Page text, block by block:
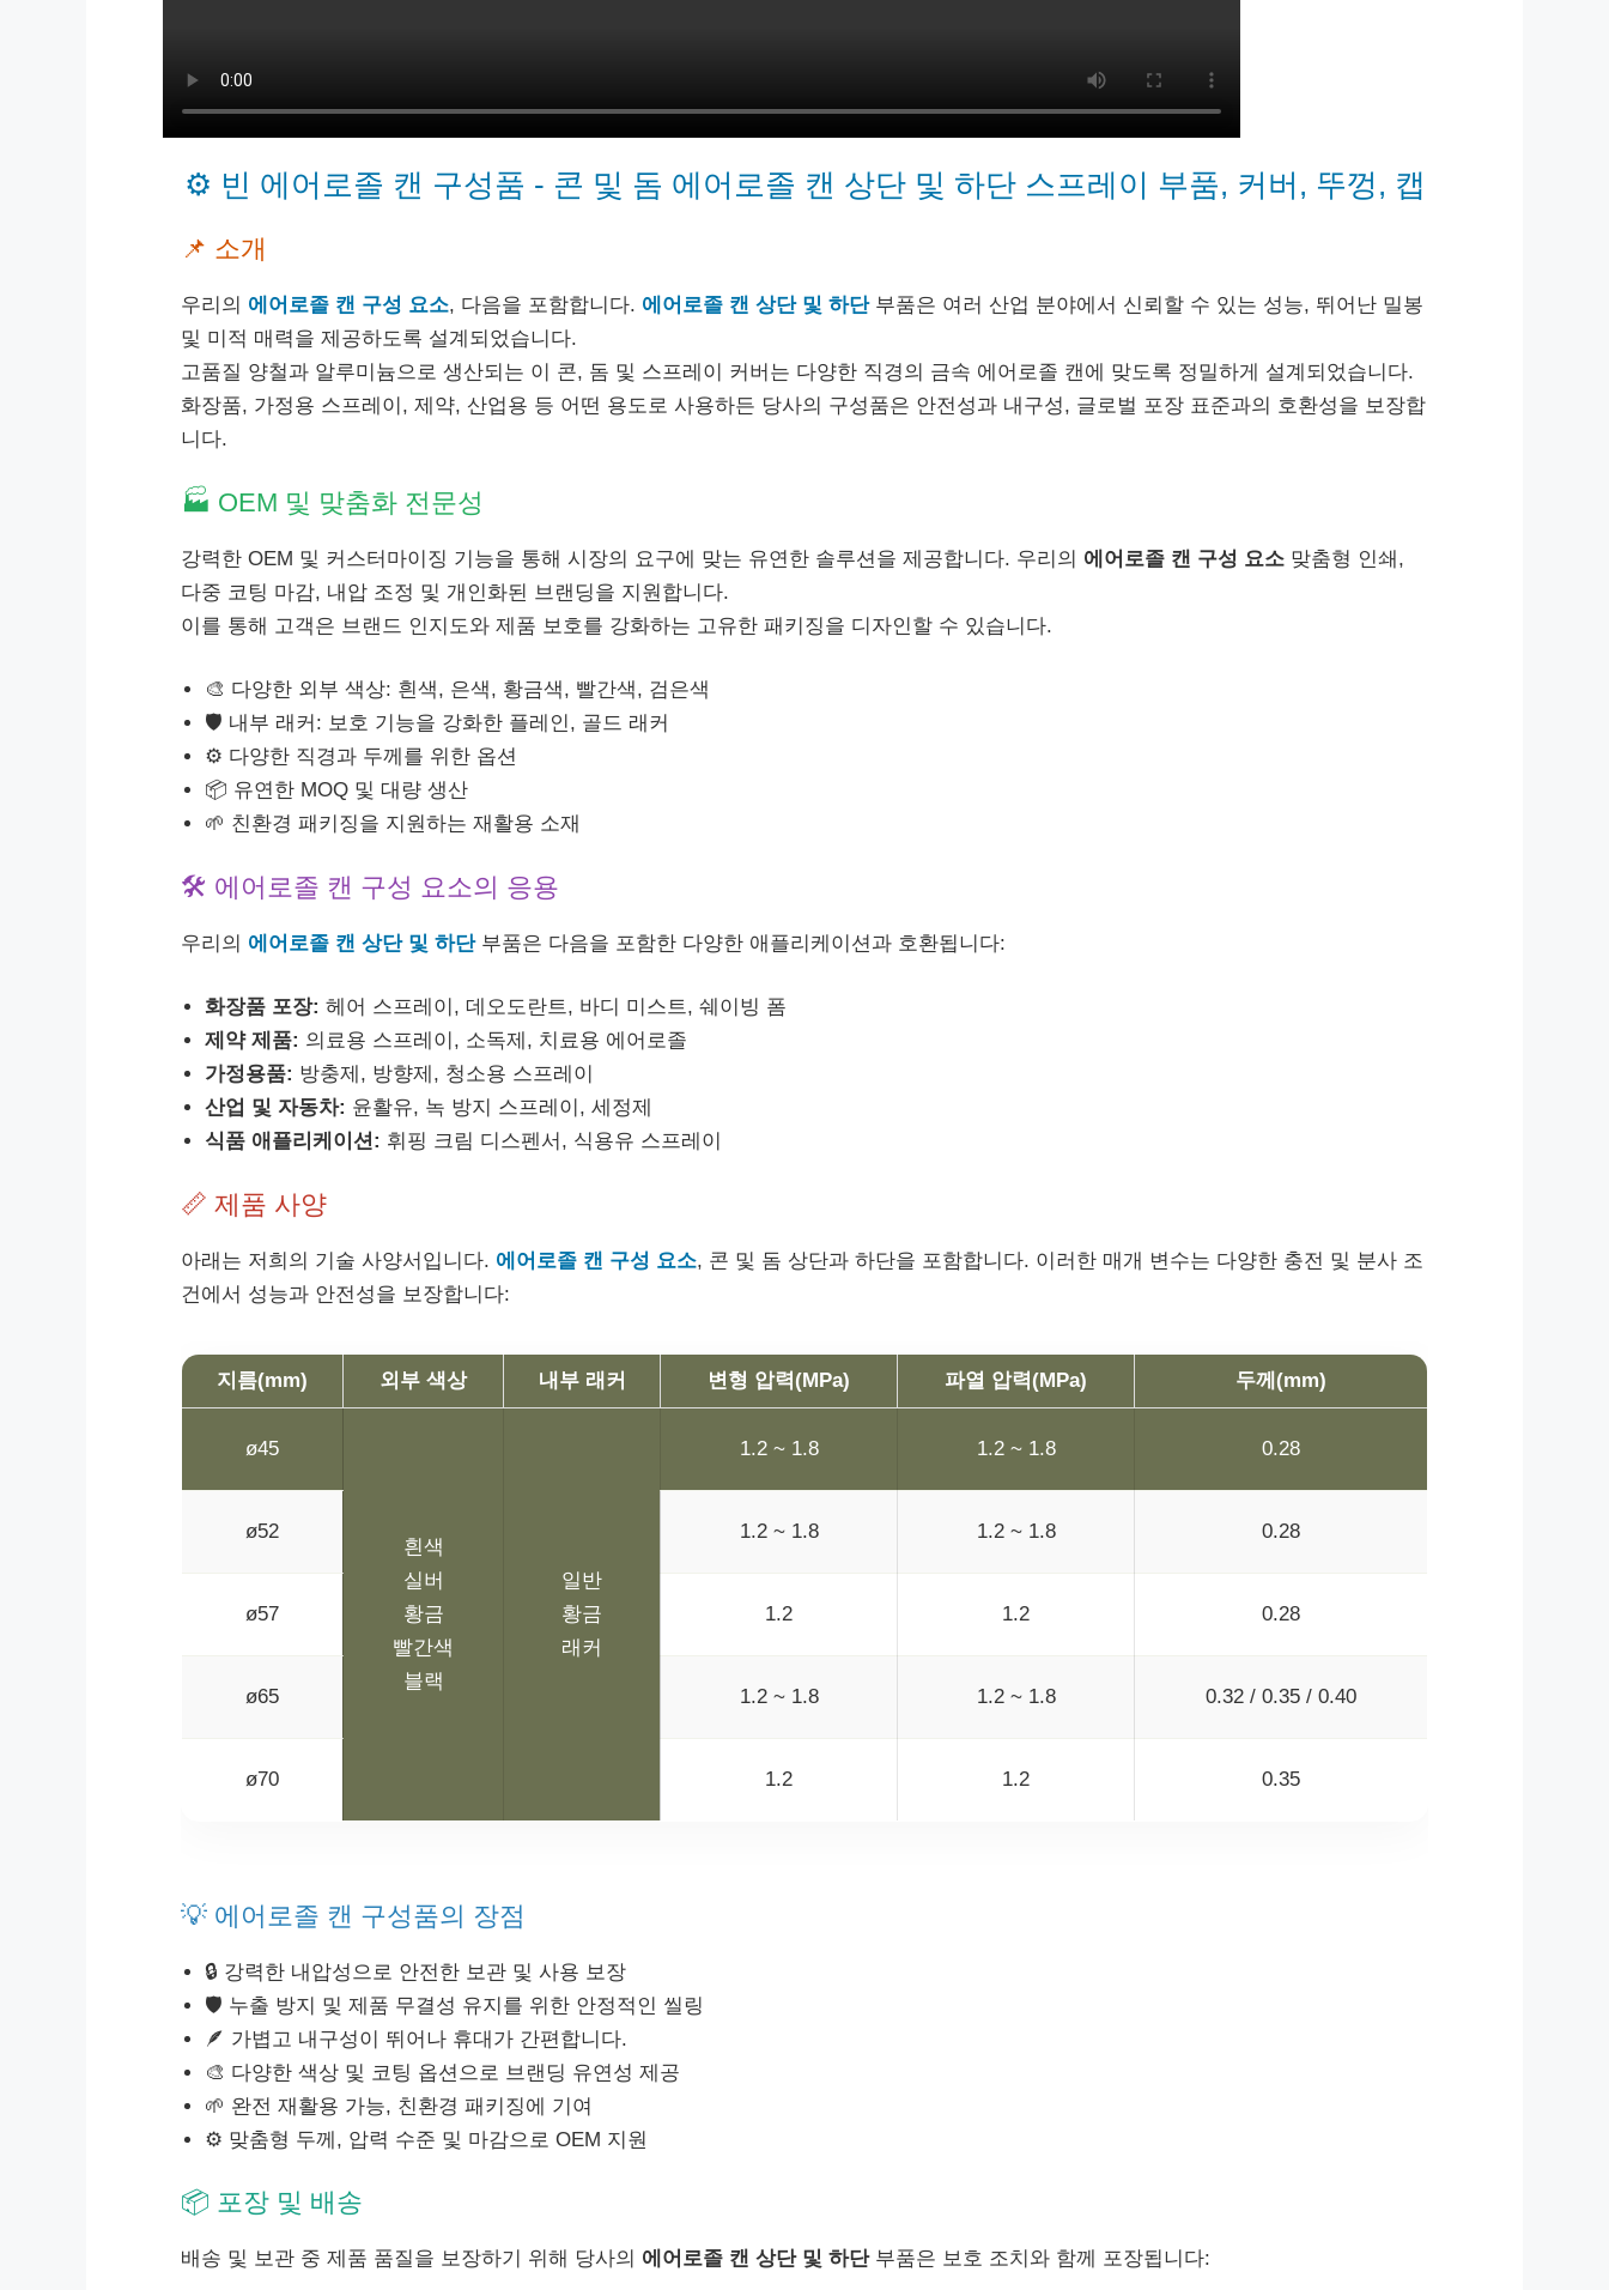
⚙️ 빈 에어로졸 캔 구성품 - 콘 및 돔 에어로졸 캔 상단 및 하단 스프레이 부품, 커버, 뚜껑, 캡
📌 소개
우리의 에어로졸 캔 구성 요소, 다음을 포함합니다. 에어로졸 캔 상단 및 하단부품은 여러 산업 분야에서 신뢰할 수 있는 성능, 뛰어난 밀봉
및 미적 매력을 제공하도록 설계되었습니다.
고품질 양철과 알루미늄으로 생산되는 이 콘, 돔 및 스프레이 커버는 다양한 직경의 금속 에어로졸 캔에 맞도록 정밀하게 설계되었습니다.
화장품, 가정용 스프레이, 제약, 산업용 등 어떤 용도로 사용하든 당사의 구성품은 안전성과 내구성, 글로벌 포장 표준과의 호환성을 보장합
니다.
🏭 OEM 및 맞춤화 전문성
강력한 OEM 및 커스터마이징 기능을 통해 시장의 요구에 맞는 유연한 솔루션을 제공합니다. 우리의 에어로졸 캔 구성 요소 맞춤형 인쇄,
다중 코팅 마감, 내압 조정 및 개인화된 브랜딩을 지원합니다.
이를 통해 고객은 브랜드 인지도와 제품 보호를 강화하는 고유한 패키징을 디자인할 수 있습니다.
🎨 다양한 외부 색상: 흰색, 은색, 황금색, 빨간색, 검은색
🛡️ 내부 래커: 보호 기능을 강화한 플레인, 골드 래커
⚙️ 다양한 직경과 두께를 위한 옵션
📦 유연한 MOQ 및 대량 생산
🌱 친환경 패키징을 지원하는 재활용 소재
🛠️ 에어로졸 캔 구성 요소의 응용
우리의 에어로졸 캔 상단 및 하단부품은 다음을 포함한 다양한 애플리케이션과 호환됩니다:
화장품 포장: 헤어 스프레이, 데오도란트, 바디 미스트, 쉐이빙 폼
제약 제품: 의료용 스프레이, 소독제, 치료용 에어로졸
가정용품: 방충제, 방향제, 청소용 스프레이
산업 및 자동차: 윤활유, 녹 방지 스프레이, 세정제
식품 애플리케이션: 휘핑 크림 디스펜서, 식용유 스프레이
📏 제품 사양
아래는 저희의 기술 사양서입니다. 에어로졸 캔 구성 요소, 콘 및 돔 상단과 하단을 포함합니다. 이러한 매개 변수는 다양한 충전 및 분사 조
건에서 성능과 안전성을 보장합니다:
지름(mm) 외부 색상 내부 래커 변형 압력(MPa) 파열 압력(MPa) 두께(mm)
ø45
흰색
실버
황금
빨간색
블랙
일반
황금
래커
1.2 ~ 1.8 1.2 ~ 1.8 0.28
ø52 1.2 ~ 1.8 1.2 ~ 1.8 0.28
ø57 1.2 1.2 0.28
ø65 1.2 ~ 1.8 1.2 ~ 1.8 0.32 / 0.35 / 0.40
ø70 1.2 1.2 0.35
💡 에어로졸 캔 구성품의 장점
🔒 강력한 내압성으로 안전한 보관 및 사용 보장
🛡️ 누출 방지 및 제품 무결성 유지를 위한 안정적인 씰링
🪶 가볍고 내구성이 뛰어나 휴대가 간편합니다.
🎨 다양한 색상 및 코팅 옵션으로 브랜딩 유연성 제공
🌱 완전 재활용 가능, 친환경 패키징에 기여
⚙️ 맞춤형 두께, 압력 수준 및 마감으로 OEM 지원
📦 포장 및 배송
배송 및 보관 중 제품 품질을 보장하기 위해 당사의 에어로졸 캔 상단 및 하단 부품은 보호 조치와 함께 포장됩니다: